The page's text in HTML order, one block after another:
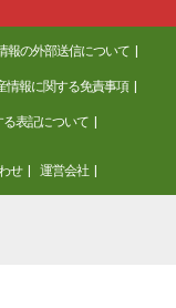
報の外部送信について
情報に関する免責事項
表記について
せ 運営会社